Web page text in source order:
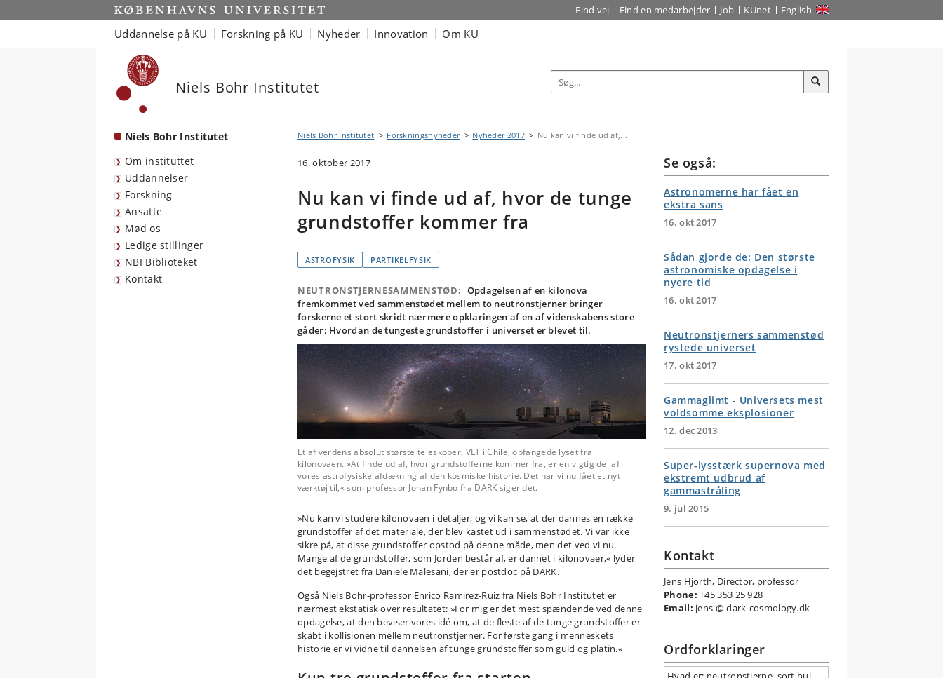
Start Find vej Find en medarbejder Job KUnet English
Uddannelse på KU Forskning på KU Nyheder Innovation Om KU
Niels Bohr Institutet
Niels Bohr Institutet
Om instituttet
Uddannelser
Forskning
Ansatte
Mød os
Ledige stillinger
NBI Biblioteket
Kontakt
Niels Bohr Institutet Forskningsnyheder Nyheder 2017 Nu kan vi finde ud af,...
16. oktober 2017
Nu kan vi finde ud af, hvor de tunge
grundstoffer kommer fra
ASTROFYSIK PARTIKELFYSIK
NEUTRONSTJERNESAMMENSTØD: Opdagelsen af en kilonova
fremkommet ved sammenstødet mellem to neutronstjerner bringer
forskerne et stort skridt nærmere opklaringen af en af videnskabens store
gåder: Hvordan de tungeste grundstoffer i universet er blevet til.
Et af verdens absolut største teleskoper, VLT i Chile, opfangede lyset fra
kilonovaen. »At finde ud af, hvor grundstofferne kommer fra, er en vigtig del af
vores astrofysiske afdækning af den kosmiske historie. Det har vi nu fået et nyt
værktøj til,« som professor Johan Fynbo fra DARK siger det.
»Nu kan vi studere kilonovaen i detaljer, og vi kan se, at der dannes en række
grundstoffer af det materiale, der blev kastet ud i sammenstødet. Vi var ikke
sikre på, at disse grundstoffer opstod på denne måde, men det ved vi nu.
Mange af de grundstoffer, som Jorden består af, er dannet i kilonovaer,« lyder
det begejstret fra Daniele Malesani, der er postdoc på DARK.
Også Niels Bohr-professor Enrico Ramirez-Ruiz fra Niels Bohr Institutet er
nærmest ekstatisk over resultatet: »For mig er det mest spændende ved denne
opdagelse, at den beviser vores idé om, at de fleste af de tunge grundstoffer er
skabt i kollisionen mellem neutronstjerner. For første gang i menneskets
historie er vi vidne til dannelsen af tunge grundstoffer som guld og platin.«
Se også:
Astronomerne har fået en
ekstra sans
16. okt 2017
Sådan gjorde de: Den største
astronomiske opdagelse i
nyere tid
16. okt 2017
Neutronstjerners sammenstød
rystede universet
17. okt 2017
Gammaglimt - Universets mest
voldsomme eksplosioner
12. dec 2013
Super-lysstærk supernova med
ekstremt udbrud af
gammastråling
9. jul 2015
Kontakt
Jens Hjorth, Director, professor
Phone: +45 353 25 928
Email: jens @ dark-cosmology.dk
Ordforklaringer